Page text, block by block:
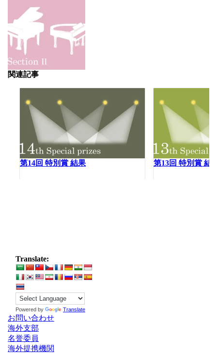
関連記事
第14回 特別賞 結果 第13回 特別賞 結
Translate:
Powered by Translate
お問い合わせ
海外支部
名誉委員
海外提携機関